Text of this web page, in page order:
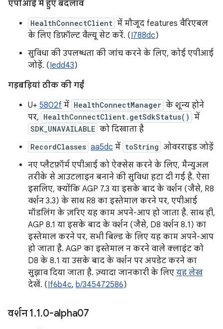
एपीआई में हुए बदलाव
HealthConnectClient में मौजूद features वैरिएबल
के लिए डिफ़ॉल्ट वैल्यू सेट करें. (I788dc)
सुविधा की उपलब्धता की जांच करने के लिए, कोई एपीआई
जोड़ें. (Iedd43)
गड़बड़ियां ठीक की गईं
U+ 5802f में HealthConnectManager के शून्य होने
पर, HealthConnectClient.getSdkStatus() में
SDK_UNAVAILABLE को दिखाता है
RecordClasses aa5dc में toString ओवरराइड जोड़ें
नए प्लैटफ़ॉर्म एपीआई को ऐक्सेस करने के लिए, मैन्युअल
तरीके से आउटलाइन बनाने की सुविधा हटा दी गई है. ऐसा
इसलिए, क्योंकि AGP 7.3 या इसके बाद के वर्शन (जैसे, R8
वर्शन 3.3) के साथ R8 का इस्तेमाल करने पर, एपीआई
मॉडलिंग के ज़रिए यह काम अपने-आप हो जाता है. साथ ही,
AGP 8.1 या इसके बाद के वर्शन (जैसे, D8 वर्शन 8.1) का
इस्तेमाल करने पर, सभी बिल्ड के लिए यह काम अपने-आप
हो जाता है. AGP का इस्तेमाल न करने वाले क्लाइंट को
D8 के 8.1 या उसके बाद के वर्शन पर अपडेट करने का
सुझाव दिया जाता है. ज़्यादा जानकारी के लिए यह लेख
देखें. (If6b4c, b/345472586)
वर्शन 1.1.0-alpha07